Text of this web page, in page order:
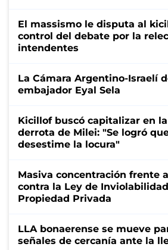
El massismo le disputa al
control del debate por la
intendentes
La Cámara Argentino-Israelí
embajador Eyal Sela
Kicillof buscó capitalizar en
derrota de Milei: "Se logró
desestime la locura"
Masiva concentración frente
contra la Ley de
Propiedad Privada
LLA bonaerense se mueve
señales de cercanía ante la